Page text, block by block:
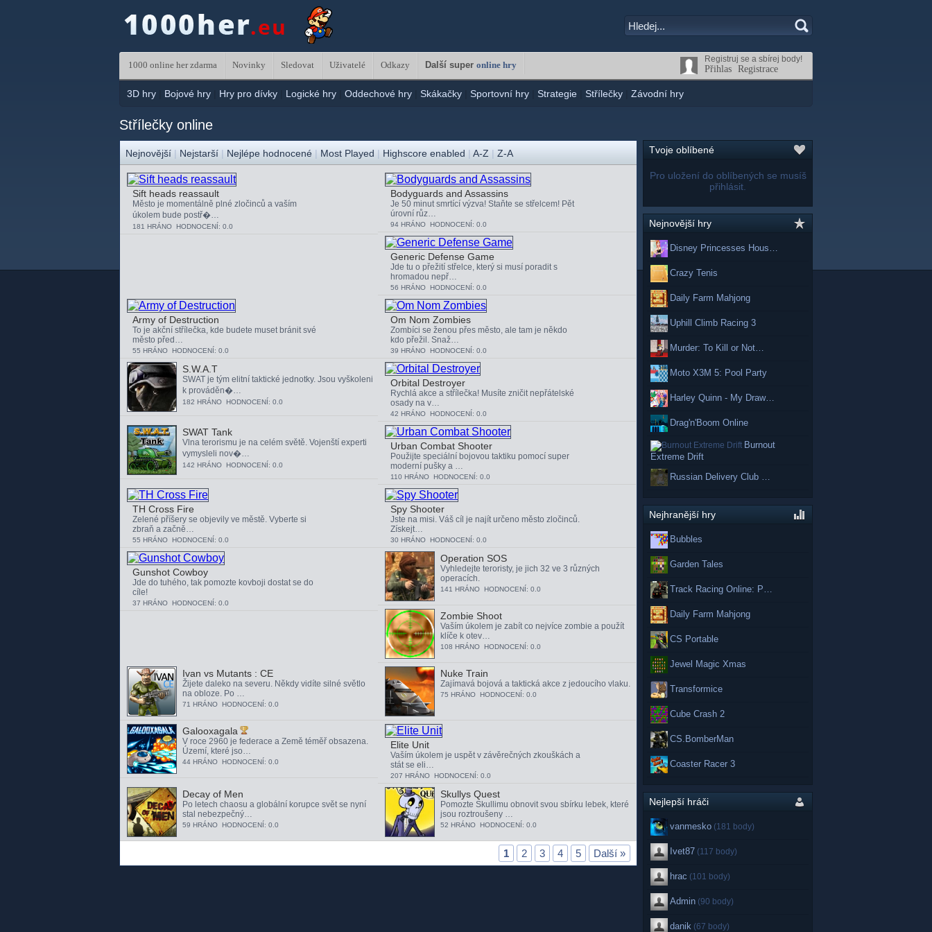
1000 online her zdarma Novinky Sledovat Uživatelé Odkazy Další super online hry
Registruj se a sbírej body!
Přihlas Registrace
3D hry Bojové hry Hry pro dívky Logické hry Oddechové hry Skákačky Sportovní hry Strategie Střílečky Závodní hry
Střílečky online
Nejnovější | Nejstarší | Nejlépe hodnocené | Most Played | Highscore enabled | A-Z | Z-A
Sift heads reassault
Město je momentálně plné zločinců a vaším
úkolem bude postř�…
181 HRÁNO HODNOCENÍ: 0.0
Bodyguards and Assassins
Je 50 minut smrtící výzva! Staňte se střelcem! Pět
úrovní růz…
94 HRÁNO HODNOCENÍ: 0.0
Generic Defense Game
Jde tu o přežití střelce, který si musí poradit s
hromadou nepř…
56 HRÁNO HODNOCENÍ: 0.0
Army of Destruction
To je akční střílečka, kde budete muset bránit své
město před…
55 HRÁNO HODNOCENÍ: 0.0
Om Nom Zombies
Zombíci se ženou přes město, ale tam je někdo
kdo přežil. Snaž…
39 HRÁNO HODNOCENÍ: 0.0
S.W.A.T
SWAT je tým elitní taktické jednotky. Jsou vyškoleni
k prováděn�…
182 HRÁNO HODNOCENÍ: 0.0
Orbital Destroyer
Rychlá akce a střílečka! Musíte zničit nepřátelské
osady na v…
42 HRÁNO HODNOCENÍ: 0.0
SWAT Tank
Vlna terorismu je na celém světě. Vojenští experti
vymysleli nov�…
142 HRÁNO HODNOCENÍ: 0.0
Urban Combat Shooter
Použijte speciální bojovou taktiku pomocí super
moderní pušky a …
110 HRÁNO HODNOCENÍ: 0.0
TH Cross Fire
Zelené příšery se objevily ve městě. Vyberte si
zbraň a začně…
55 HRÁNO HODNOCENÍ: 0.0
Spy Shooter
Jste na misi. Váš cíl je najít určeno město zločinců.
Získejt…
30 HRÁNO HODNOCENÍ: 0.0
Gunshot Cowboy
Jde do tuhého, tak pomozte kovboji dostat se do
cíle!
37 HRÁNO HODNOCENÍ: 0.0
Operation SOS
Vyhledejte teroristy, je jich 32 ve 3 různých
operacích.
141 HRÁNO HODNOCENÍ: 0.0
Zombie Shoot
Vaším úkolem je zabít co nejvíce zombie a použít
klíče k otev…
108 HRÁNO HODNOCENÍ: 0.0
Ivan vs Mutants : CE
Žijete daleko na severu. Někdy vidíte silné světlo
na obloze. Po …
71 HRÁNO HODNOCENÍ: 0.0
Nuke Train
Zajímavá bojová a taktická akce z jedoucího vlaku.
75 HRÁNO HODNOCENÍ: 0.0
Galooxagala
V roce 2960 je federace a Země téměř obsazena.
Území, které jso…
44 HRÁNO HODNOCENÍ: 0.0
Elite Unit
Vaším úkolem je uspět v závěrečných zkouškách a
stát se eli…
207 HRÁNO HODNOCENÍ: 0.0
Decay of Men
Po letech chaosu a globální korupce svět se nyní
stal nebezpečný…
59 HRÁNO HODNOCENÍ: 0.0
Skullys Quest
Pomozte Skullimu obnovit svou sbírku lebek, které
jsou roztroušeny …
52 HRÁNO HODNOCENÍ: 0.0
1 2 3 4 5 Další »
Tvoje oblíbené
Pro uložení do oblíbených se musíš
přihlásit.
Nejnovější hry
Disney Princesses Hous…
Crazy Tenis
Daily Farm Mahjong
Uphill Climb Racing 3
Murder: To Kill or Not…
Moto X3M 5: Pool Party
Harley Quinn - My Draw…
Drag'n'Boom Online
Burnout
Extreme Drift
Russian Delivery Club …
Nejhranější hry
Bubbles
Garden Tales
Track Racing Online: P…
Daily Farm Mahjong
CS Portable
Jewel Magic Xmas
Transformice
Cube Crash 2
CS.BomberMan
Coaster Racer 3
Nejlepší hráči
vanmesko (181 body)
Ivet87 (117 body)
hrac (101 body)
Admin (90 body)
danik (67 body)